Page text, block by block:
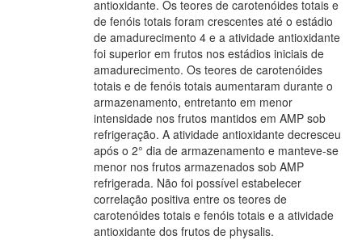
antioxidante. Os teores de carotenóides totais e
de fenóis totais foram crescentes até o estádio
de amadurecimento 4 e a atividade antioxidante
foi superior em frutos nos estádios iniciais de
amadurecimento. Os teores de carotenóides
totais e de fenóis totais aumentaram durante o
armazenamento, entretanto em menor
intensidade nos frutos mantidos em AMP sob
refrigeração. A atividade antioxidante decresceu
após o 2° dia de armazenamento e manteve-se
menor nos frutos armazenados sob AMP
refrigerada. Não foi possível estabelecer
correlação positiva entre os teores de
carotenóides totais e fenóis totais e a atividade
antioxidante dos frutos de physalis.